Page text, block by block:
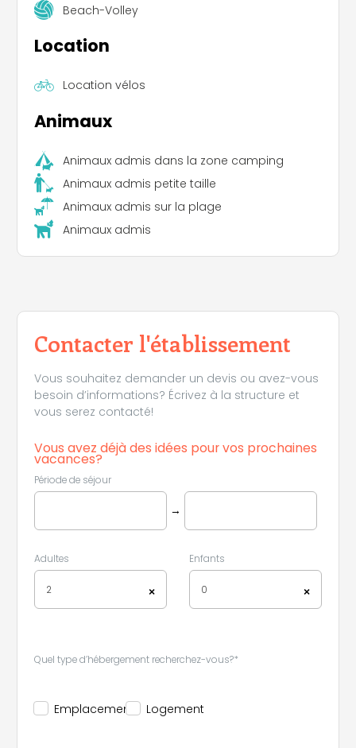
Beach-Volley
Location
Location vélos
Animaux
Animaux admis dans la zone camping
Animaux admis petite taille
Animaux admis sur la plage
Animaux admis
Contacter l'établissement
Vous souhaitez demander un devis ou avez-vous
besoin d’informations? Écrivez à la structure et
vous serez contacté!
Vous avez déjà des idées pour vos prochaines
vacances?
Période de séjour
→
Adultes
×
2
Enfants
×
0
Quel type d’hébergement recherchez-vous?*
Emplacement Logement
Leaflet |©Koobcamp S.r.l.